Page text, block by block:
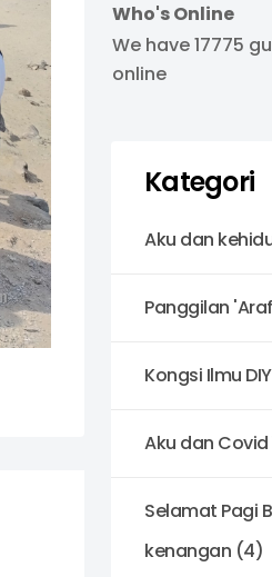
Who's Online
We have 17775
online
Kategori
Aku dan
Panggilan
Kongsi Ilmu
Aku dan Covid
Selamat Pagi
kenangan (4)